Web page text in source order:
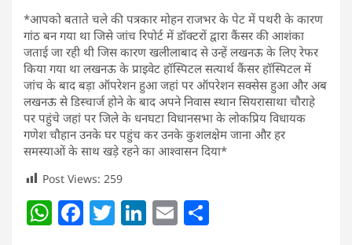
*आपको बताते चले की पत्रकार मोहन राजभर के पेट में पथरी के कारण
गांठ बन गया था जिसे जांच रिपोर्ट में डॉक्टरों द्वारा कैंसर की आशंका
जताई जा रही थी जिस कारण खलीलाबाद से उन्हें लखनऊ के लिए रेफर
किया गया था लखनऊ के प्राइवेट हॉस्पिटल सत्यार्थ कैंसर हॉस्पिटल में
जांच के बाद बड़ा ऑपरेशन हुआ जहां पर ऑपरेशन सक्सेस हुआ और अब
लखनऊ से डिस्चार्ज होने के बाद अपने निवास स्थान सियरासाथा चौराहे
पर पहुंचे जहां पर जिले के धनघटा विधानसभा के लोकप्रिय विधायक
गणेश चौहान उनके घर पहुंच कर उनके कुशलक्षेम जाना और हर
समस्याओं के साथ खड़े रहने का आश्वासन दिया*
Post Views: 259
W F T Li E